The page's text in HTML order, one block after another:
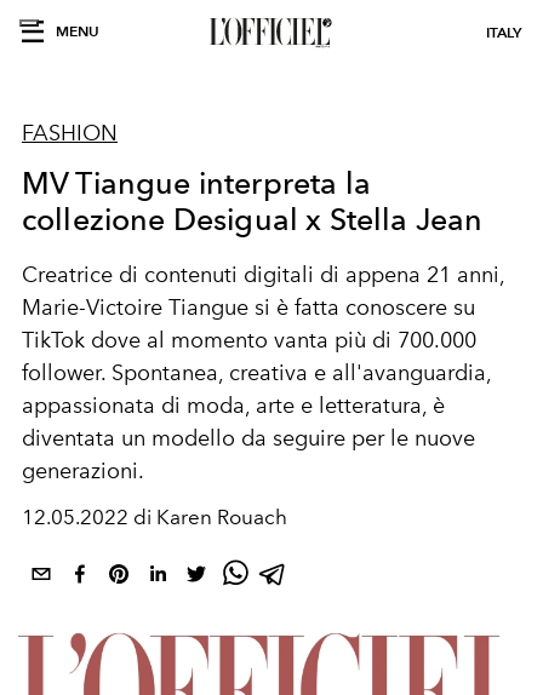
MENU ITALY
FASHION
MV Tiangue interpreta la
collezione Desigual x Stella Jean
Creatrice di contenuti digitali di appena 21 anni,
Marie-Victoire Tiangue si è fatta conoscere su
TikTok dove al momento vanta più di 700.000
follower. Spontanea, creativa e all'avanguardia,
appassionata di moda, arte e letteratura, è
diventata un modello da seguire per le nuove
generazioni.
12.05.2022 di Karen Rouach